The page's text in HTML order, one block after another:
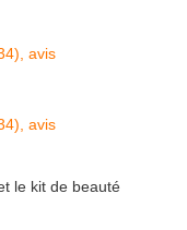
le kit de beauté